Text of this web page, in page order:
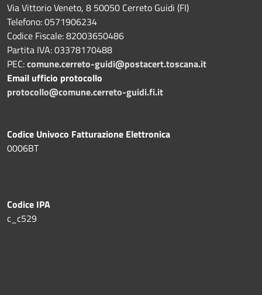
Via Vittorio Veneto, 8 50050 Cerreto Guidi (FI)
Telefono: 0571906234
Codice Fiscale: 82003650486
Partita IVA: 03378170488
PEC:comune.cerreto-guidi@postacert.toscana.it
Email ufficio protocollo
protocollo@comune.cerreto-guidi.fi.it
Codice Univoco Fatturazione Elettronica
0006BT
Codice IPA
c_c529